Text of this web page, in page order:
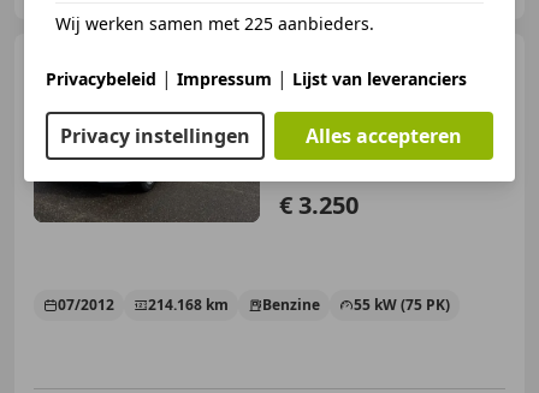
I Navigatie I Cruise contro
€ 3.250
07/2012 214.168 km Benzine 55 kW (75 PK)
Wij werken samen met 225 aanbieders.
Privacybeleid | Impressum | Lijst van leveranciers
Privacy instellingen Alles accepteren